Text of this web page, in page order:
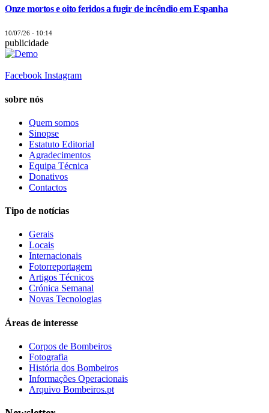
Onze mortos e oito feridos a fugir de incêndio em Espanha
10/07/26 - 10:14
publicidade
Facebook Instagram
sobre nós
Quem somos
Sinopse
Estatuto Editorial
Agradecimentos
Equipa Técnica
Donativos
Contactos
Tipo de notícias
Gerais
Locais
Internacionais
Fotorreportagem
Artigos Técnicos
Crónica Semanal
Novas Tecnologias
Áreas de interesse
Corpos de Bombeiros
Fotografia
História dos Bombeiros
Informações Operacionais
Arquivo Bombeiros.pt